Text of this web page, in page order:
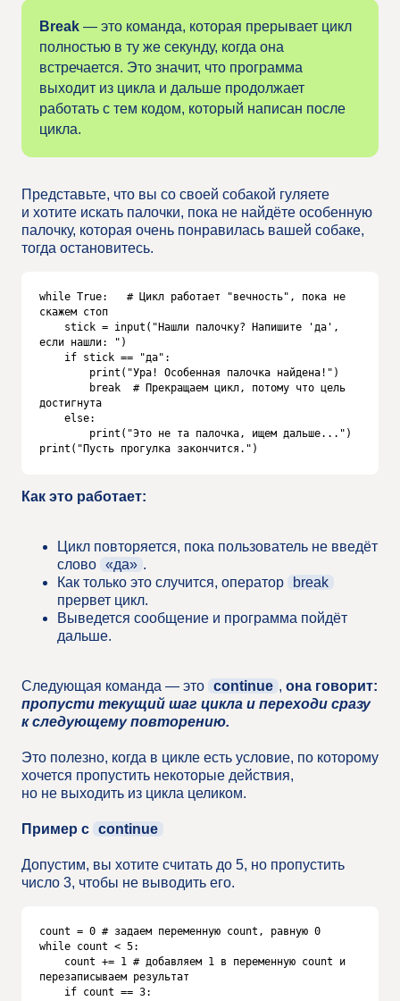
Break — это команда, которая прерывает цикл
полностью в ту же секунду, когда она
встречается. Это значит, что программа
выходит из цикла и дальше продолжает
работать с тем кодом, который написан после
цикла.
Представьте, что вы со своей собакой гуляете
и хотите искать палочки, пока не найдёте особенную
палочку, которая очень понравилась вашей собаке,
тогда остановитесь.
while True:   # Цикл работает "вечность", пока не
скажем стоп
если нашли: ")
достигнута
print("Пусть прогулка закончится.")
Как это работает:
Цикл повторяется, пока пользователь не введёт
слово «да» .
Как только это случится, оператор
break
прервет цикл.
Выведется сообщение и программа пойдёт
дальше.
Следующая команда — это continue , она говорит:
пропусти текущий шаг цикла и переходи сразу
к следующему повторению.
Это полезно, когда в цикле есть условие, по которому
хочется пропустить некоторые действия,
но не выходить из цикла целиком.
Пример с continue
Допустим, вы хотите считать до 5, но пропустить
число 3, чтобы не выводить его.
count = 0 # задаем переменную count, равную 0
while count < 5:
перезаписываем результат